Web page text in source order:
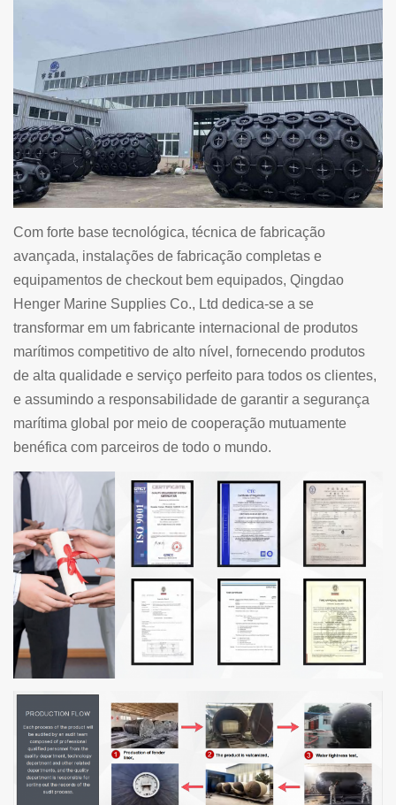
Com forte base tecnológica, técnica de fabricação
avançada, instalações de fabricação completas e
equipamentos de checkout bem equipados, Qingdao
Henger Marine Supplies Co., Ltd dedica-se a se
transformar em um fabricante internacional de produtos
marítimos competitivo de alto nível, fornecendo produtos
de alta qualidade e serviço perfeito para todos os clientes,
e assumindo a responsabilidade de garantir a segurança
marítima global por meio de cooperação mutuamente
benéfica com parceiros de todo o mundo.